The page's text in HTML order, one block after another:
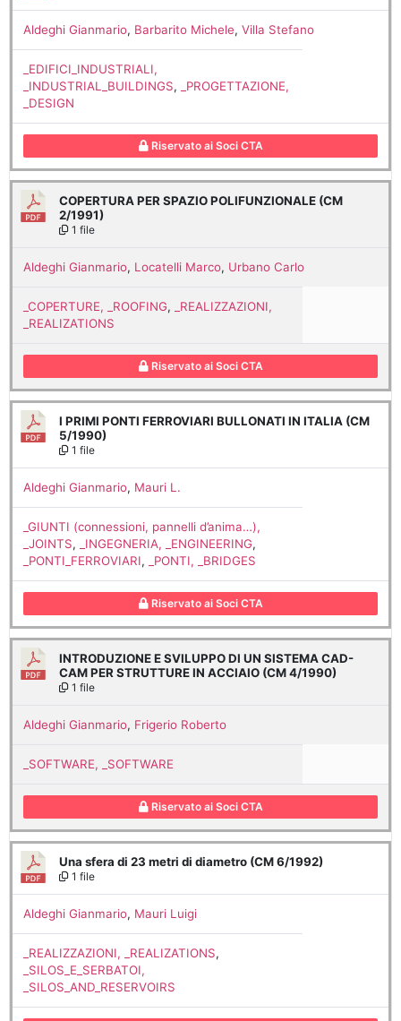
Aldeghi Gianmario, Barbarito Michele, Villa Stefano
_EDIFICI_INDUSTRIALI,
_INDUSTRIAL_BUILDINGS,
_PROGETTAZIONE,
_DESIGN
Riservato ai Soci CTA
COPERTURA PER SPAZIO POLIFUNZIONALE (CM
2/1991)
1 file
Aldeghi Gianmario, Locatelli Marco, Urbano Carlo
_COPERTURE, _ROOFING,
_REALIZZAZIONI,
_REALIZATIONS
Riservato ai Soci CTA
I PRIMI PONTI FERROVIARI BULLONATI IN ITALIA (CM
5/1990)
1 file
Aldeghi Gianmario, Mauri L.
_GIUNTI (connessioni, pannelli d’anima…),
_JOINTS, _INGEGNERIA, _ENGINEERING,
_PONTI_FERROVIARI, _PONTI, _BRIDGES
Riservato ai Soci CTA
INTRODUZIONE E SVILUPPO DI UN SISTEMA CAD-
CAM PER STRUTTURE IN ACCIAIO (CM 4/1990)
1 file
Aldeghi Gianmario, Frigerio Roberto
_SOFTWARE, _SOFTWARE
Riservato ai Soci CTA
Una sfera di 23 metri di diametro (CM 6/1992)
1 file
Aldeghi Gianmario, Mauri Luigi
_REALIZZAZIONI, _REALIZATIONS,
_SILOS_E_SERBATOI,
_SILOS_AND_RESERVOIRS